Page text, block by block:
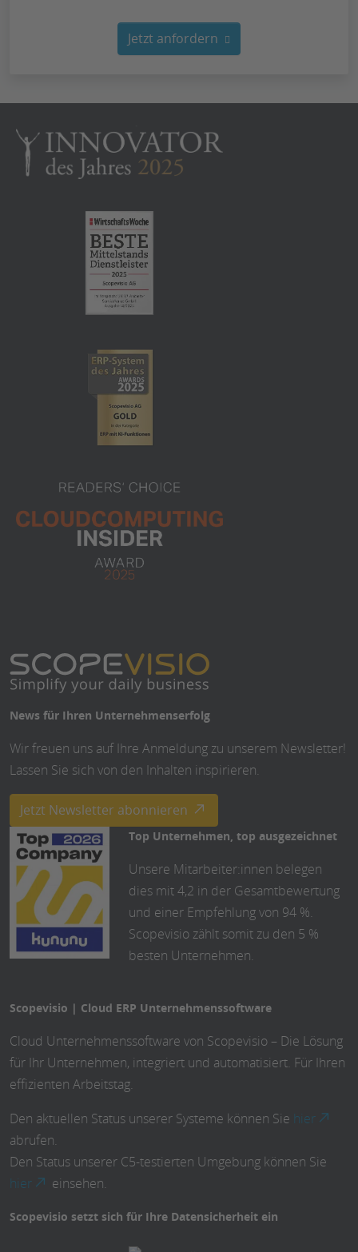
Jetzt anfordern
News für Ihren Unternehmenserfolg
Wir freuen uns auf Ihre Anmeldung zu unserem Newsletter!
Lassen Sie sich von den Inhalten inspirieren.
Jetzt Newsletter abonnieren
Top Unternehmen, top ausgezeichnet
Unsere Mitarbeiter:innen belegen
dies mit 4,2 in der Gesamtbewertung
und einer Empfehlung von 94 %.
Scopevisio zählt somit zu den 5 %
besten Unternehmen.
Scopevisio | Cloud ERP Unternehmenssoftware
Cloud Unternehmenssoftware von Scopevisio – Die Lösung
für Ihr Unternehmen, integriert und automatisiert. Für Ihren
effizienten Arbeitstag.
Den aktuellen Status unserer Systeme können Sie hier
abrufen.
Den Status unserer C5-testierten Umgebung können Sie
hier
einsehen.
Scopevisio setzt sich für Ihre Datensicherheit ein